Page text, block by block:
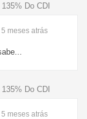
Do CDI
5 meses atrás
Do CDI
5 meses atrás